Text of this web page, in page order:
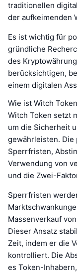
traditionellen
der aufkeimenden
Es ist wichtig für
gründliche
des
berücksichtigen,
einem digitalen
Wie ist Witch
Witch Token setzt
um die Sicherheit
gewährleisten. Die
Sperrfristen,
Verwendung von
und die Zwei-
Sperrfristen
Massenverkauf
Dieser Ansatz
Zeit, indem er die
kontrolliert. Die
es Token-